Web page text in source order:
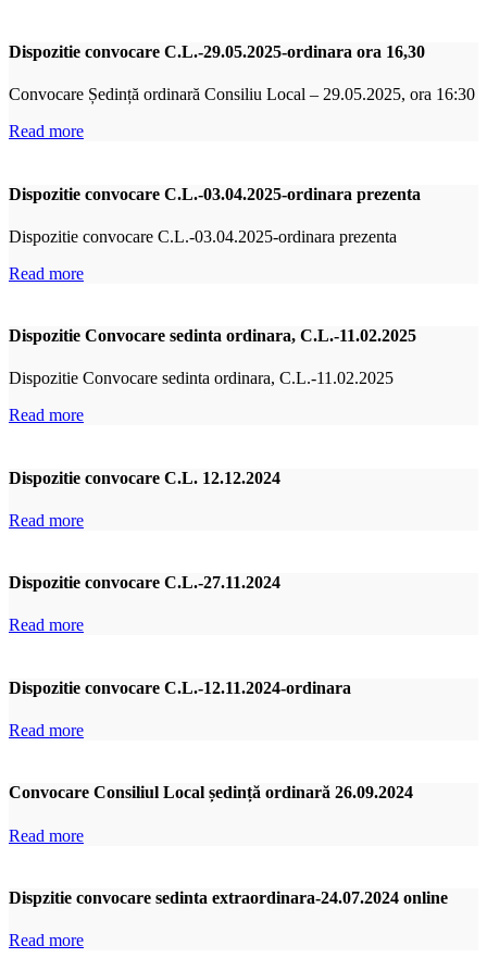
Dispozitie convocare C.L.-29.05.2025-ordinara ora 16,30
Convocare Ședință ordinară Consiliu Local – 29.05.2025, ora 16:30
Read more
Dispozitie convocare C.L.-03.04.2025-ordinara prezenta
Dispozitie convocare C.L.-03.04.2025-ordinara prezenta
Read more
Dispozitie Convocare sedinta ordinara, C.L.-11.02.2025
Dispozitie Convocare sedinta ordinara, C.L.-11.02.2025
Read more
Dispozitie convocare C.L. 12.12.2024
Read more
Dispozitie convocare C.L.-27.11.2024
Read more
Dispozitie convocare C.L.-12.11.2024-ordinara
Read more
Convocare Consiliul Local ședință ordinară 26.09.2024
Read more
Dispzitie convocare sedinta extraordinara-24.07.2024 online
Read more